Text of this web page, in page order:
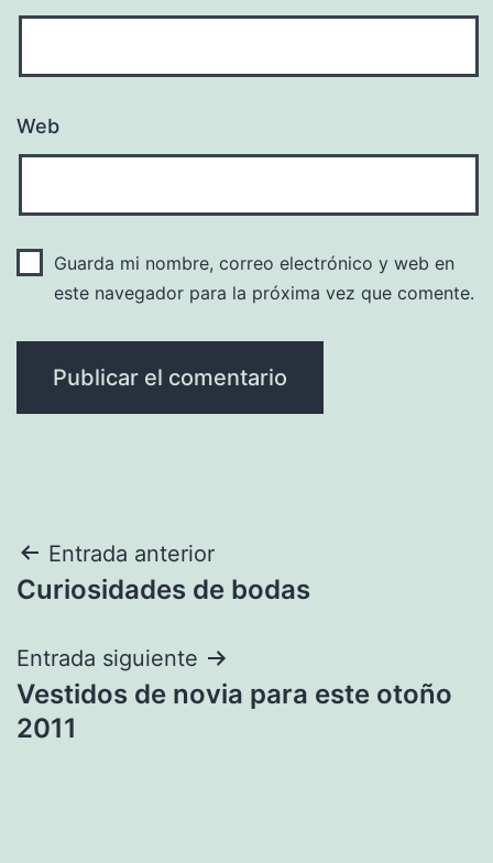
Web
Guarda mi nombre, correo electrónico y web en
este navegador para la próxima vez que comente.
Navegación
de
entradas
Entrada anterior
Curiosidades de bodas
Entrada siguiente
Vestidos de novia para este otoño
2011